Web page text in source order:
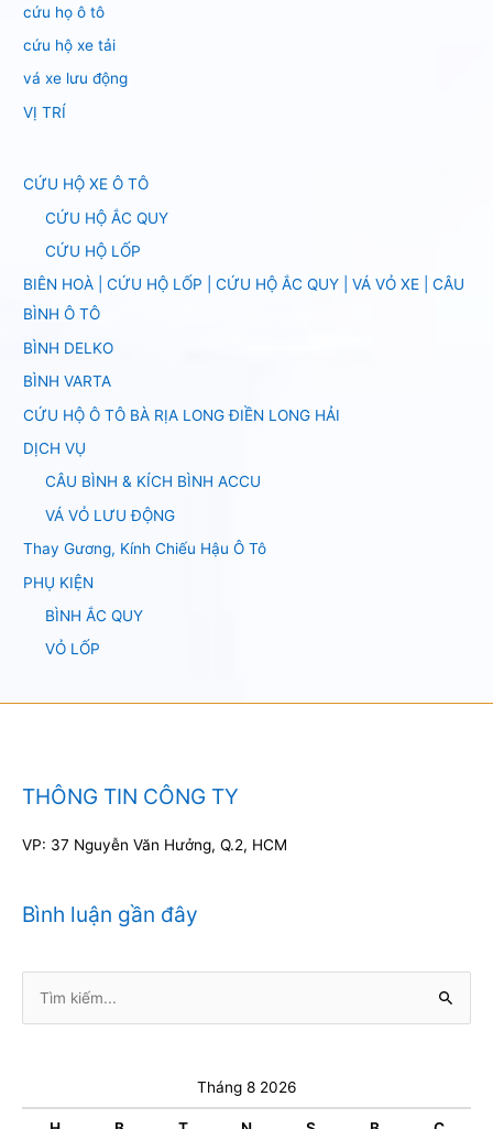
cứu họ ô tô
cứu hộ xe tải
vá xe lưu động
VỊ TRÍ
CỨU HỘ XE Ô TÔ
CỨU HỘ ẮC QUY
CỨU HỘ LỐP
BIÊN HOÀ | CỨU HỘ LỐP | CỨU HỘ ẮC QUY | VÁ VỎ XE | CÂU
BÌNH Ô TÔ
BÌNH DELKO
BÌNH VARTA
CỨU HỘ Ô TÔ BÀ RỊA LONG ĐIỀN LONG HẢI
DỊCH VỤ
CÂU BÌNH & KÍCH BÌNH ACCU
VÁ VỎ LƯU ĐỘNG
Thay Gương, Kính Chiếu Hậu Ô Tô
PHỤ KIỆN
BÌNH ẮC QUY
VỎ LỐP
THÔNG TIN CÔNG TY
VP: 37 Nguyễn Văn Hưởng, Q.2, HCM
Bình luận gần đây
kiếm:
Tháng 8 2026